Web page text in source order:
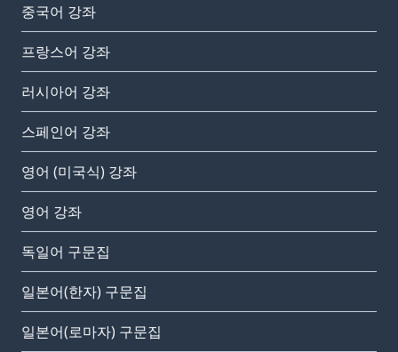
중국어 강좌
프랑스어 강좌
러시아어 강좌
스페인어 강좌
영어 (미국식) 강좌
영어 강좌
독일어 구문집
일본어(한자) 구문집
일본어(로마자) 구문집